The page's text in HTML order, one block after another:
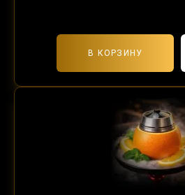
В КОРЗИНУ